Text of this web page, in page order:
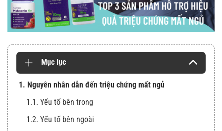
Mục lục
1. Nguyên nhân dẫn đến triệu chứng mất ngủ
1.1. Yếu tố bên trong
1.2. Yếu tố bên ngoài